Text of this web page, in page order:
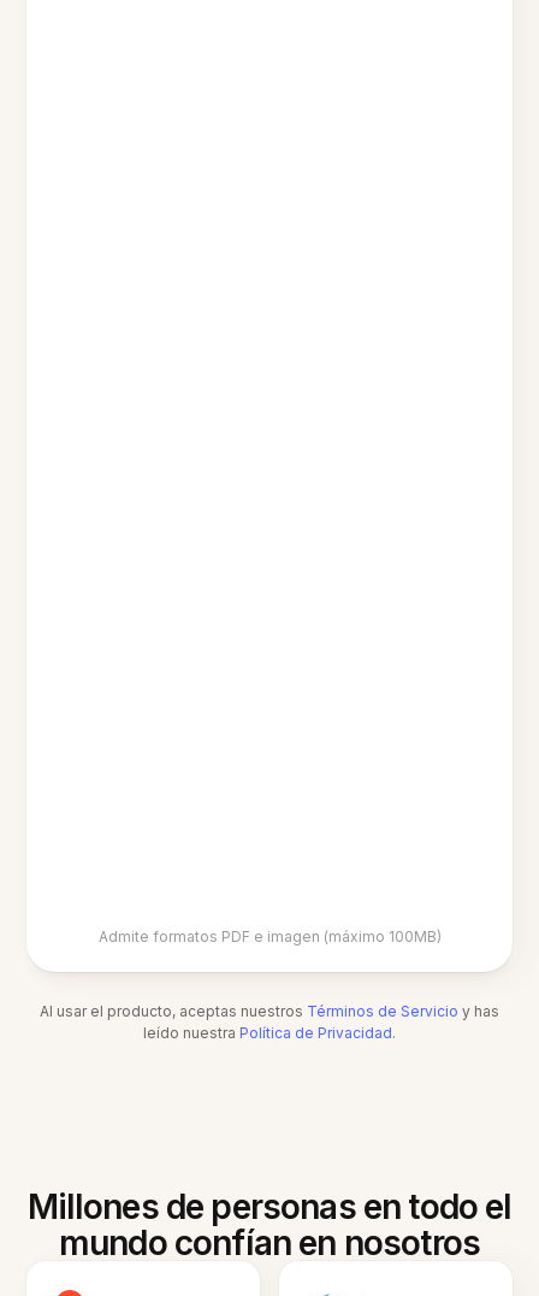
Admite formatos PDF e imagen (máximo 100MB)
Al usar el producto, aceptas nuestros Términos de Servicio y has
leído nuestra Política de Privacidad.
Millones de personas en todo el
mundo confían en nosotros